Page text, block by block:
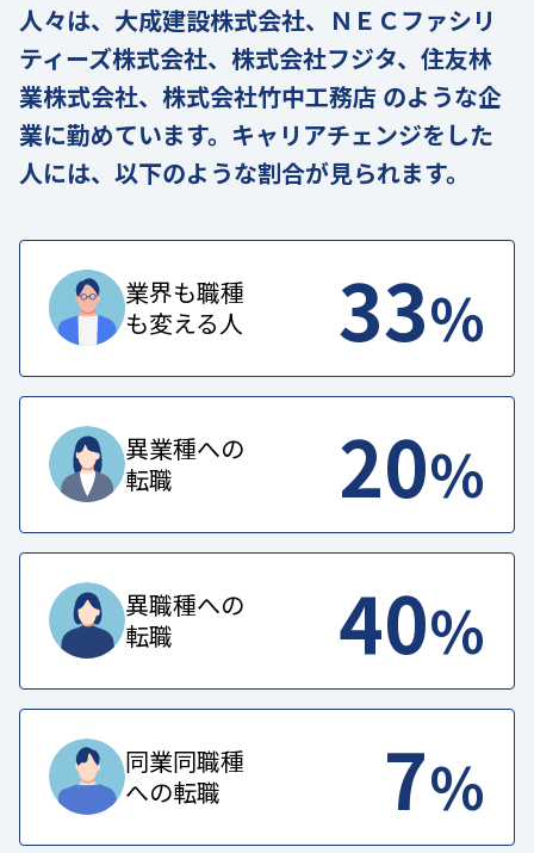
人々は、大成建設株式会社、ＮＥＣファシリ
ティーズ株式会社、株式会社フジタ、住友林
業株式会社、株式会社竹中工務店 のような企
業に勤めています。キャリアチェンジをした
人には、以下のような割合が見られます。
業界も職種
も変える人
33%
異業種への
転職
20%
異職種への
転職
40%
同業同職種
への転職
7%